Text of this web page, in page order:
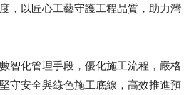
，以匠心工藝守護工程品質，助力灣
智化管理手段，優化施工流程，嚴格
守安全與綠色施工底線，高效推進預